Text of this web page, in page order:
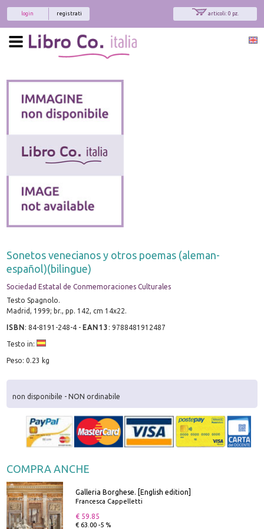
articoli: 0 pz.
registrati
login
Sonetos venecianos y otros poemas (aleman-
español)(bilingue)
Sociedad Estatal de Conmemoraciones Culturales
Testo Spagnolo.
Madrid, 1999; br., pp. 142, cm 14x22.
ISBN:84-8191-248-4 - EAN13 :9788481912487
Testo in:
Peso: 0.23 kg
non disponibile - NON ordinabile
COMPRA ANCHE
Galleria Borghese. [English edition]
Francesca Cappelletti
€ 59.85
€ 63.00 -5 %